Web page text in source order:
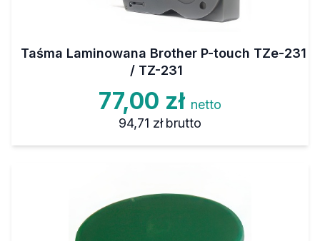
Taśma Laminowana Brother P-touch TZe-231
/ TZ-231
77,00 zł netto
94,71 zł brutto